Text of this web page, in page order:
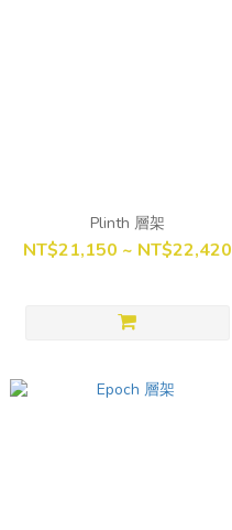
Plinth 層架
NT$21,150 ~ NT$22,420